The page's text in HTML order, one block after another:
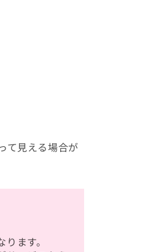
て見える場合が
ます。